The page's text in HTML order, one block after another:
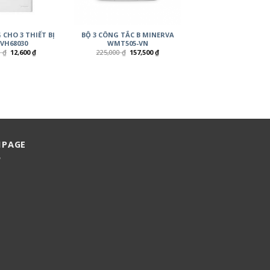
3 THIẾT BỊ
₫ 12,600₫
BỘ 3 CÔNG TẮC B MINERVA
WMT505-VN
225,000₫ 157,500₫